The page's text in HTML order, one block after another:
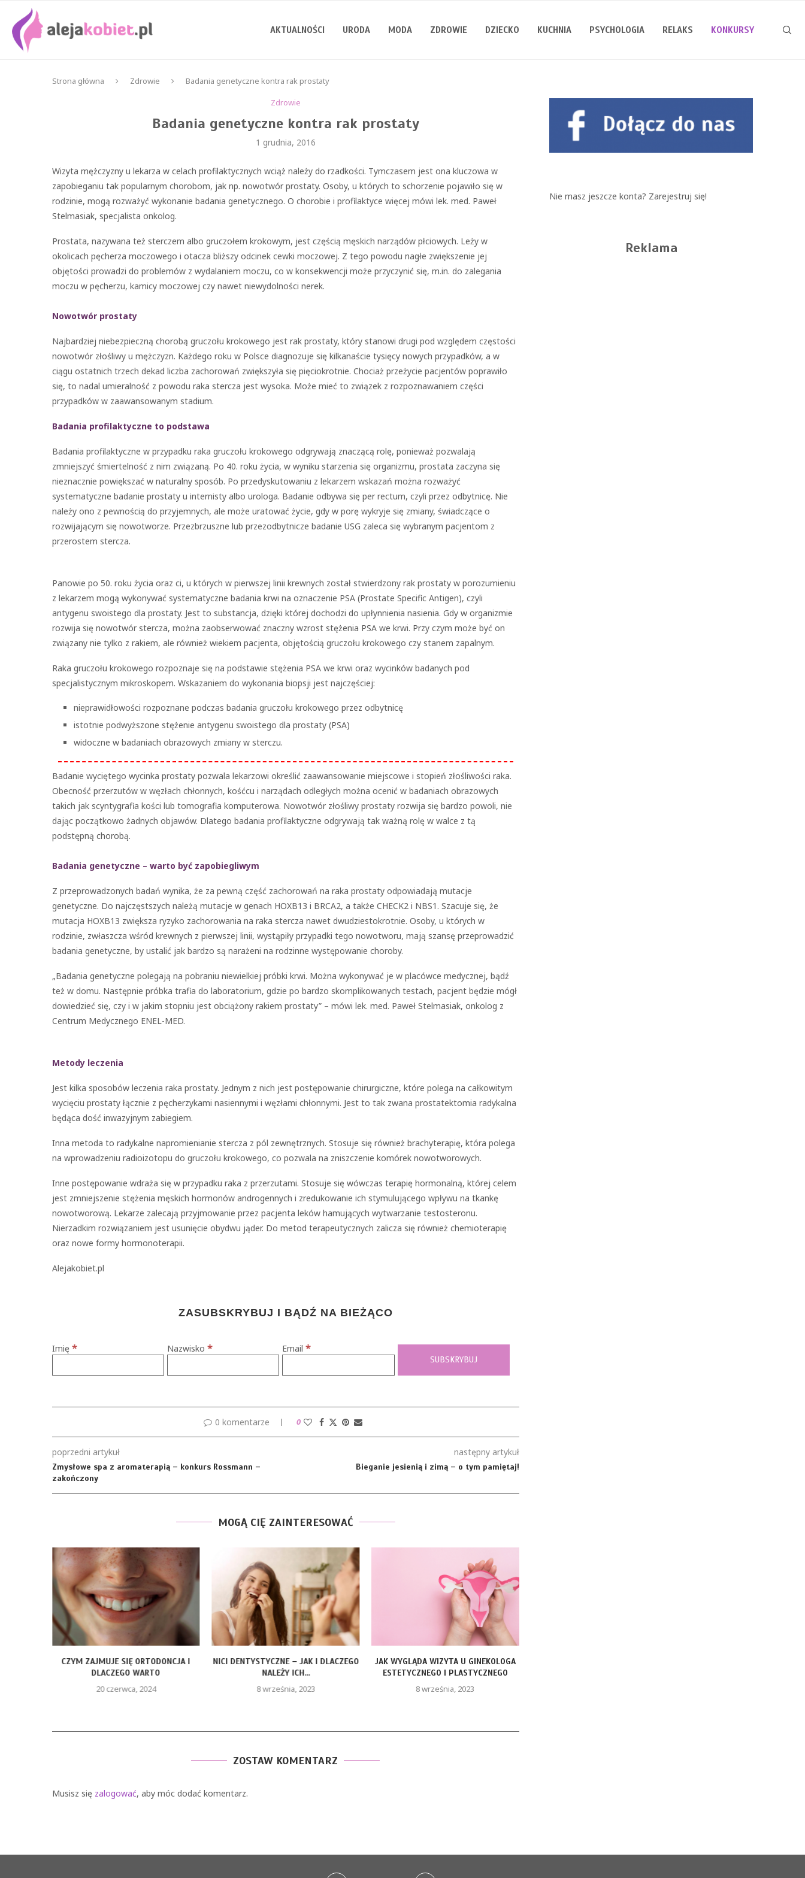
AKTUALNOŚCI URODA MODA ZDROWIE DZIECKO KUCHNIA PSYCHOLOGIA RELAKS KONKURSY
Strona główna Zdrowie
Badania genetyczne kontra rak prostaty
Zdrowie
Badania genetyczne kontra rak prostaty
1 grudnia, 2016
Wizyta mężczyzny u lekarza w celach profilaktycznych wciąż należy do rzadkości. Tymczasem jest ona kluczowa w
zapobieganiu tak popularnym chorobom, jak np. nowotwór prostaty. Osoby, u których to schorzenie pojawiło się w
rodzinie, mogą rozważyć wykonanie badania genetycznego. O chorobie i profilaktyce więcej mówi lek. med. Paweł
Stelmasiak, specjalista onkolog.
Prostata, nazywana też sterczem albo gruczołem krokowym, jest częścią męskich narządów płciowych. Leży w
okolicach pęcherza moczowego i otacza bliższy odcinek cewki moczowej. Z tego powodu nagłe zwiększenie jej
objętości prowadzi do problemów z wydalaniem moczu, co w konsekwencji może przyczynić się, m.in. do zalegania
moczu w pęcherzu, kamicy moczowej czy nawet niewydolności nerek.
Nowotwór prostaty
Najbardziej niebezpieczną chorobą gruczołu krokowego jest rak prostaty, który stanowi drugi pod względem częstości
nowotwór złośliwy u mężczyzn. Każdego roku w Polsce diagnozuje się kilkanaście tysięcy nowych przypadków, a w
ciągu ostatnich trzech dekad liczba zachorowań zwiększyła się pięciokrotnie. Chociaż przeżycie pacjentów poprawiło
się, to nadal umieralność z powodu raka stercza jest wysoka. Może mieć to związek z rozpoznawaniem części
przypadków w zaawansowanym stadium.
Badania profilaktyczne to podstawa
Badania profilaktyczne w przypadku raka gruczołu krokowego odgrywają znaczącą rolę, ponieważ pozwalają
zmniejszyć śmiertelność z nim związaną. Po 40. roku życia, w wyniku starzenia się organizmu, prostata zaczyna się
nieznacznie powiększać w naturalny sposób. Po przedyskutowaniu z lekarzem wskazań można rozważyć
systematyczne badanie prostaty u internisty albo urologa. Badanie odbywa się per rectum, czyli przez odbytnicę. Nie
należy ono z pewnością do przyjemnych, ale może uratować życie, gdy w porę wykryje się zmiany, świadczące o
rozwijającym się nowotworze. Przezbrzuszne lub przezodbytnicze badanie USG zaleca się wybranym pacjentom z
przerostem stercza.
Panowie po 50. roku życia oraz ci, u których w pierwszej linii krewnych został stwierdzony rak prostaty w porozumieniu
z lekarzem mogą wykonywać systematyczne badania krwi na oznaczenie PSA (Prostate Specific Antigen), czyli
antygenu swoistego dla prostaty. Jest to substancja, dzięki której dochodzi do upłynnienia nasienia. Gdy w organizmie
rozwija się nowotwór stercza, można zaobserwować znaczny wzrost stężenia PSA we krwi. Przy czym może być on
związany nie tylko z rakiem, ale również wiekiem pacjenta, objętością gruczołu krokowego czy stanem zapalnym.
Raka gruczołu krokowego rozpoznaje się na podstawie stężenia PSA we krwi oraz wycinków badanych pod
specjalistycznym mikroskopem. Wskazaniem do wykonania biopsji jest najczęściej:
nieprawidłowości rozpoznane podczas badania gruczołu krokowego przez odbytnicę
istotnie podwyższone stężenie antygenu swoistego dla prostaty (PSA)
widoczne w badaniach obrazowych zmiany w sterczu.
Badanie wyciętego wycinka prostaty pozwala lekarzowi określić zaawansowanie miejscowe i stopień złośliwości raka.
Obecność przerzutów w węzłach chłonnych, kośćcu i narządach odległych można ocenić w badaniach obrazowych
takich jak scyntygrafia kości lub tomografia komputerowa. Nowotwór złośliwy prostaty rozwija się bardzo powoli, nie
dając początkowo żadnych objawów. Dlatego badania profilaktyczne odgrywają tak ważną rolę w walce z tą
podstępną chorobą.
Badania genetyczne – warto być zapobiegliwym
Z przeprowadzonych badań wynika, że za pewną część zachorowań na raka prostaty odpowiadają mutacje
genetyczne. Do najczęstszych należą mutacje w genach HOXB13 i BRCA2, a także CHECK2 i NBS1. Szacuje się, że
mutacja HOXB13 zwiększa ryzyko zachorowania na raka stercza nawet dwudziestokrotnie. Osoby, u których w
rodzinie, zwłaszcza wśród krewnych z pierwszej linii, wystąpiły przypadki tego nowotworu, mają szansę przeprowadzić
badania genetyczne, by ustalić jak bardzo są narażeni na rodzinne występowanie choroby.
„Badania genetyczne polegają na pobraniu niewielkiej próbki krwi. Można wykonywać je w placówce medycznej, bądź
też w domu. Następnie próbka trafia do laboratorium, gdzie po bardzo skomplikowanych testach, pacjent będzie mógł
dowiedzieć się, czy i w jakim stopniu jest obciążony rakiem prostaty” – mówi lek. med. Paweł Stelmasiak, onkolog z
Centrum Medycznego ENEL-MED.
Metody leczenia
Jest kilka sposobów leczenia raka prostaty. Jednym z nich jest postępowanie chirurgiczne, które polega na całkowitym
wycięciu prostaty łącznie z pęcherzykami nasiennymi i węzłami chłonnymi. Jest to tak zwana prostatektomia radykalna
będąca dość inwazyjnym zabiegiem.
Inna metoda to radykalne napromienianie stercza z pól zewnętrznych. Stosuje się również brachyterapię, która polega
na wprowadzeniu radioizotopu do gruczołu krokowego, co pozwala na zniszczenie komórek nowotworowych.
Inne postępowanie wdraża się w przypadku raka z przerzutami. Stosuje się wówczas terapię hormonalną, której celem
jest zmniejszenie stężenia męskich hormonów androgennych i zredukowanie ich stymulującego wpływu na tkankę
nowotworową. Lekarze zalecają przyjmowanie przez pacjenta leków hamujących wytwarzanie testosteronu.
Nierzadkim rozwiązaniem jest usunięcie obydwu jąder. Do metod terapeutycznych zalicza się również chemioterapię
oraz nowe formy hormonoterapii.
Alejakobiet.pl
ZASUBSKRYBUJ I BĄDŹ NA BIEŻĄCO
Imię * Nazwisko* Email*
0 komentarze 0
poprzedni artykuł
Zmysłowe spa z aromaterapią – konkurs Rossmann –
zakończony
następny artykuł
Bieganie jesienią i zimą – o tym pamiętaj!
MOGĄ CIĘ ZAINTERESOWAĆ
CZYM ZAJMUJE SIĘ ORTODONCJA I
DLACZEGO WARTO
20 czerwca, 2024
NICI DENTYSTYCZNE – JAK I DLACZEGO
NALEŻY ICH...
8 września, 2023
JAK WYGLĄDA WIZYTA U GINEKOLOGA
ESTETYCZNEGO I PLASTYCZNEGO
8 września, 2023
ZOSTAW KOMENTARZ
Musisz się zalogować, aby móc dodać komentarz.
Nie masz jeszcze konta? Zarejestruj się!
Reklama